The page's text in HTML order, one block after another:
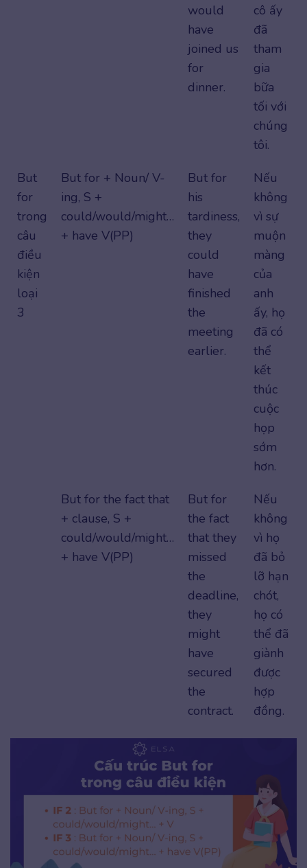
would
have
joined us
for
dinner.
cô ấy
đã
tham
gia
bữa
tối với
chúng
tôi.
But
for
trong
câu
điều
kiện
loại
3
But for + Noun/ V-
ing, S +
could/would/might…
+ have V(PP)
But for
his
tardiness,
they
could
have
finished
the
meeting
earlier.
Nếu
không
vì sự
muộn
màng
của
anh
ấy, họ
đã có
thể
kết
thúc
cuộc
họp
sớm
hơn.
But for the fact that
+ clause, S +
could/would/might…
+ have V(PP)
But for
the fact
that they
missed
the
deadline,
they
might
have
secured
the
contract.
Nếu
không
vì họ
đã bỏ
lỡ hạn
chót,
họ có
thể đã
giành
được
hợp
đồng.